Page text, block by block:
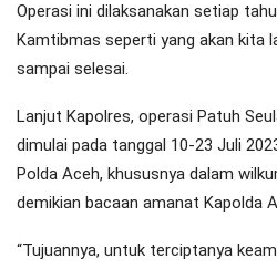
Operasi ini dilaksanakan setiap
Kamtibmas seperti yang akan kita
sampai selesai.
Lanjut Kapolres, operasi Patuh
dimulai pada tanggal 10-23 Juli
Polda Aceh, khususnya dalam
demikian bacaan amanat Kapolda
“Tujuannya, untuk terciptanya